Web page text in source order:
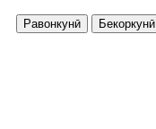
Равонкунӣ Бекоркунӣ